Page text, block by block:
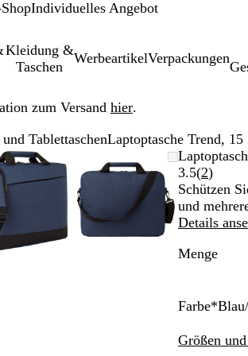
Individuelles Angebot
Kleidung &
Taschen
WerbeartikelVerpackungen
zum Versand hier.
TablettaschenLaptoptasche Trend,
Vergrößer-/verkleinerbares
Zoom
Minimum
Klicken
Vergrößern
Verwenden
die
und
Vergrößer-/
Bild
auf
Minimum
Klicken
zum
Vergrößern
Verwenden
Sie
die
Tasten
+
und
Pfeiltasten
3.5(2
2
lesen
)
Schützen
und
Details
Menge
Farbe*
lr
Größen